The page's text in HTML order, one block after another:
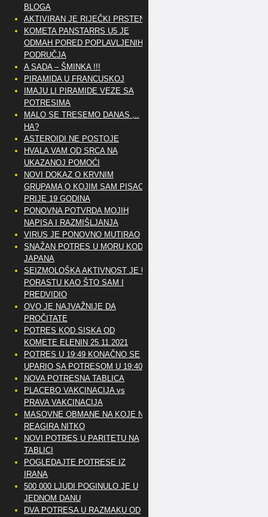
BLOGA
AKTIVIRAN JE RIJEČKI PRSTEN
KOMETA PANSTARRS U5 JE
ODMAH PORED POPLAVLJENIH
PODRUČJA
A SADA – ŠMINKA !!!
PIRAMIDA U FRANCUSKOJ
IMAJU LI PIRAMIDE VEZE SA
POTRESIMA
MALO SE TRESEMO DANAS ,..
HA?
ASTEROIDI NE POSTOJE
HVALA VAM OD SRCA NA
UKAZANOJ POMOĆI
NOVI DOKAZ O KRVNIM
GRUPAMA O KOJIM SAM PISAO
PRIJE 19 GODINA
PONOVNA POTVRDA MOJIH
NAPISA I RAZMIŠLJANJA
VIRUS JE PONOVNO MUTIRAO
SNAŽAN POTRES U MORU KOD
JAPANA
SEIZMOLOŠKA AKTIVNOST JE U
PORASTU KAO ŠTO SAM I
PREDVIDIO
OVO JE NAJVAŽNIJE DA
PROČITATE
POTRES KOD SISKA OD
KOMETE ELENIN 25.11.2021
POTRES U 19:49 KONAČNO SE
UPARIO SA POTRESOM U 19:40
NOVA POTRESNA TABLICA
PLACEBO VAKCINACIJA vs
PRAVA VAKCINACIJA
MASOVNE OBMANE NA KOJE NE
REAGIRA NITKO
NOVI POTRES U PARITETU NA
TABLICI
POGLEDAJTE POTRESE IZ
IRANA
500 000 LJUDI POGINULO JE U
JEDNOM DANU
DVA POTRESA U RAZMAKU OD